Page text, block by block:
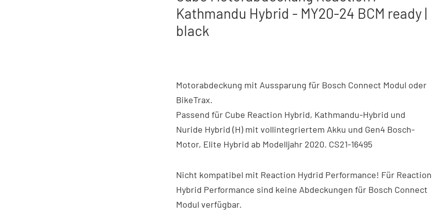
Kathmandu Hybrid - MY20-24 BCM ready |
black
Motorabdeckung mit Aussparung für Bosch Connect Modul oder
BikeTrax.
Passend für Cube Reaction Hybrid, Kathmandu-Hybrid und
Nuride Hybrid (H) mit vollintegriertem Akku und Gen4 Bosch-
Motor, Elite Hybrid ab Modelljahr 2020. CS21-16495
Nicht kompatibel mit Reaction Hydrid Performance! Für Reaction
Hybrid Performance sind keine Abdeckungen für Bosch Connect
Modul verfügbar.